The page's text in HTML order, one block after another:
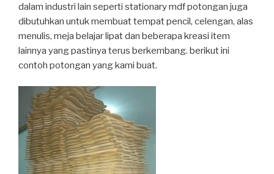
dalam industri lain seperti stationary mdf potongan juga
dibutuhkan untuk membuat tempat pencil, celengan, alas
menulis, meja belajar lipat dan beberapa kreasi item
lainnya yang pastinya terus berkembang. berikut ini
contoh potongan yang kami buat.